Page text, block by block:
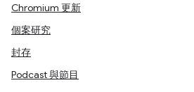
Chromium 更新
個案研究
封存
Podcast 與節目